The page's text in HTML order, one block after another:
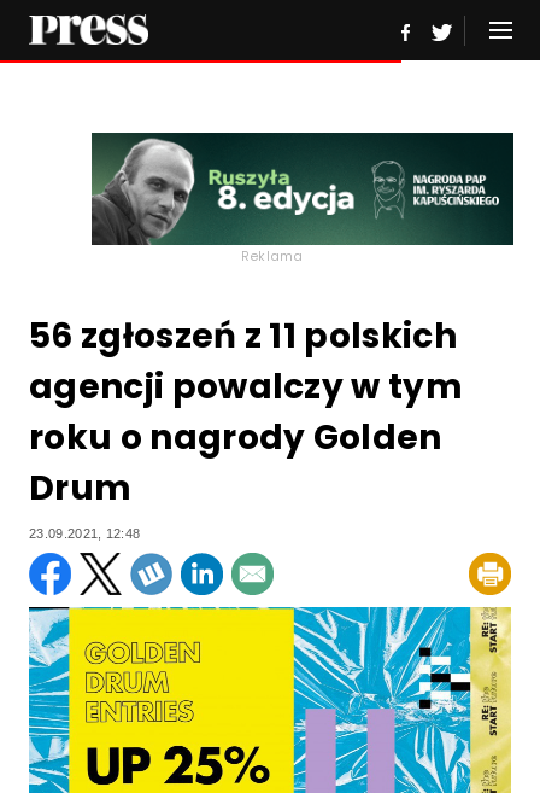
Reklama
56 zgłoszeń z 11 polskich
agencji powalczy w tym
roku o nagrody Golden
Drum
23.09.2021, 12:48